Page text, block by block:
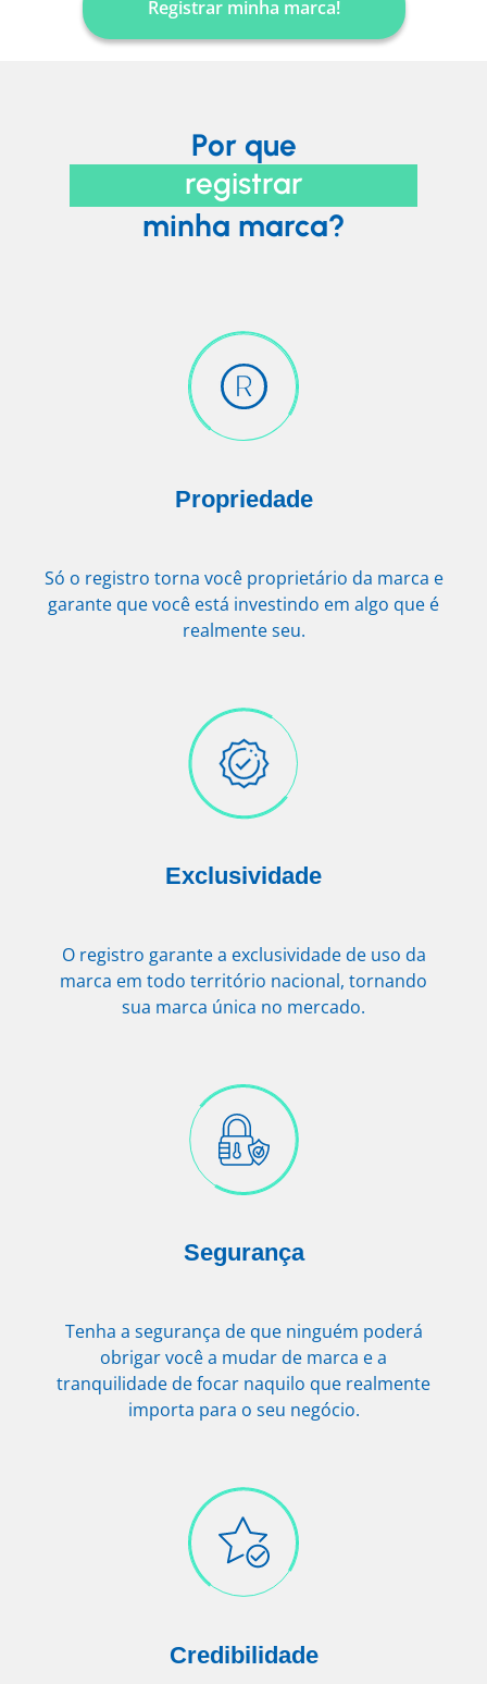
Registrar minha marca!
Por que
registrar
minha marca?
Propriedade
Só o registro torna você proprietário da marca e
garante que você está investindo em algo que é
realmente seu.
Exclusividade
O registro garante a exclusividade de uso da
marca em todo território nacional, tornando
sua marca única no mercado.
Segurança
Tenha a segurança de que ninguém poderá
obrigar você a mudar de marca e a
tranquilidade de focar naquilo que realmente
importa para o seu negócio.
Credibilidade